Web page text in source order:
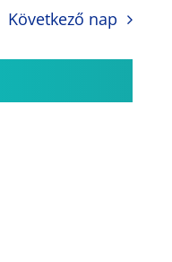
Következő nap